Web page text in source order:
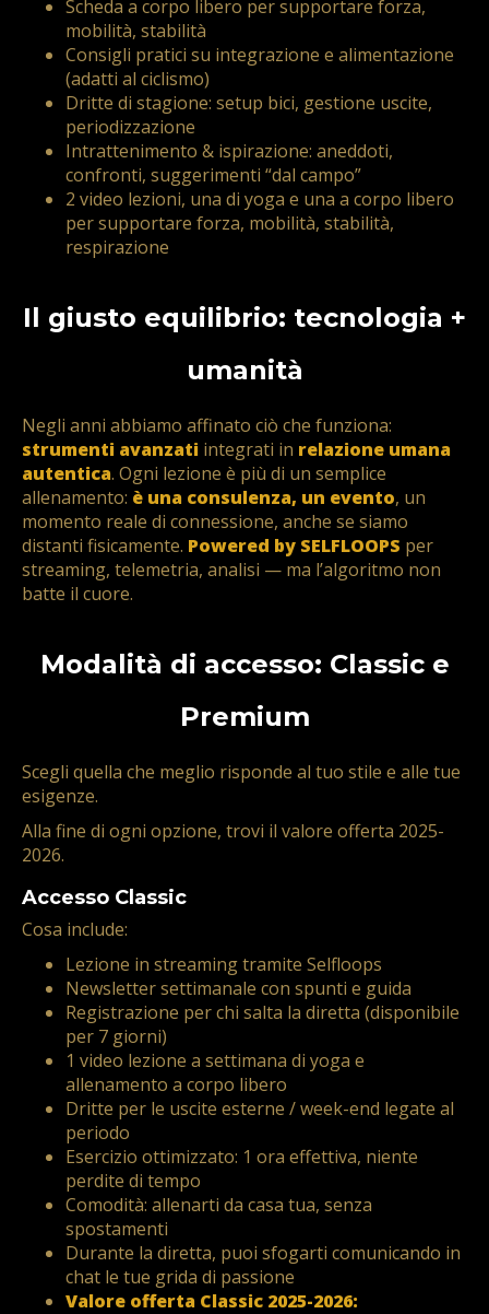
Scheda a corpo libero per supportare forza,
mobilità, stabilità
Consigli pratici su integrazione e alimentazione
(adatti al ciclismo)
Dritte di stagione: setup bici, gestione uscite,
periodizzazione
Intrattenimento & ispirazione: aneddoti,
confronti, suggerimenti “dal campo”
2 video lezioni, una di yoga e una a corpo libero
per supportare forza, mobilità, stabilità,
respirazione
Il giusto equilibrio: tecnologia +
umanità
Negli anni abbiamo affinato ciò che funziona:
strumenti avanzati integrati in relazione umana
autentica. Ogni lezione è più di un semplice
allenamento: è una consulenza, un evento, un
momento reale di connessione, anche se siamo
distanti fisicamente. Powered by SELFLOOPS per
streaming, telemetria, analisi — ma l’algoritmo non
batte il cuore.
Modalità di accesso: Classic e
Premium
Scegli quella che meglio risponde al tuo stile e alle tue
esigenze.
Alla fine di ogni opzione, trovi il valore offerta 2025-
2026.
Accesso Classic
Cosa include:
Lezione in streaming tramite Selfloops
Newsletter settimanale con spunti e guida
Registrazione per chi salta la diretta (disponibile
per 7 giorni)
1 video lezione a settimana di yoga e
allenamento a corpo libero
Dritte per le uscite esterne / week-end legate al
periodo
Esercizio ottimizzato: 1 ora effettiva, niente
perdite di tempo
Comodità: allenarti da casa tua, senza
spostamenti
Durante la diretta, puoi sfogarti comunicando in
chat le tue grida di passione
Valore offerta Classic 2025-2026: